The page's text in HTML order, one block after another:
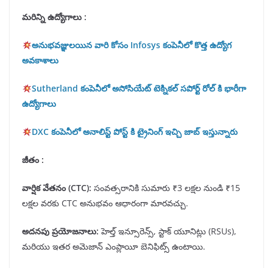
మరిన్ని ఉద్యోగాలు :
అనుభవజ్ఞులయిన వారి కోసం Infosys కంపెనీలో కొత్త ఉద్యోగ
అవకాశాలు
Sutherland కంపెనీలో అసోసియేట్ టెక్నికల్ సపోర్ట్ రోల్ కి భారీగా
ఉద్యోగాలు
DXC కంపెనీలో అనాలిస్ట్ పోస్ట్ కి ట్రైనింగ్ ఇచ్చి జాబ్ ఇస్తున్నారు
జీతం :
వార్షిక వేతనం(CTC): సంవత్సరానికి సుమారు ₹3 లక్షల నుండి ₹15
లక్షల వరకు CTC అనుభవం ఆధారంగా మారవచ్చు.
అదనపు ప్రయోజనాలు: హెల్త్ ఇన్సూరెన్స్, స్టాక్ యూనిట్లు (RSUs),
మరియు ఇతర అమెజాన్ ఎంప్లాయీ బెనిఫిట్స్ ఉంటాయి.